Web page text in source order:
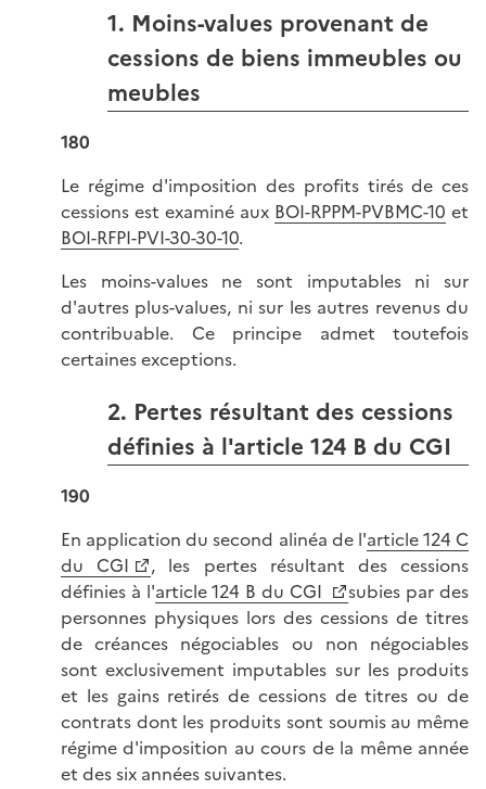
1. Moins-values provenant de
cessions de biens immeubles ou
meubles
180
Le régime d'imposition des profits tirés de ces
cessions est examiné aux BOI-RPPM-PVBMC-10 et
BOI-RFPI-PVI-30-30-10.
Les moins-values ne sont imputables ni sur
d'autres plus-values, ni sur les autres revenus du
contribuable. Ce principe admet toutefois
certaines exceptions.
2. Pertes résultant des cessions
définies à l'article 124 B du CGI
190
En application du second alinéa de l'article 124 C
du CGI
, les pertes résultant des cessions
définies à l'article 124 B du CGI
subies par des
personnes physiques lors des cessions de titres
de créances négociables ou non négociables
sont exclusivement imputables sur les produits
et les gains retirés de cessions de titres ou de
contrats dont les produits sont soumis au même
régime d'imposition au cours de la même année
et des six années suivantes.